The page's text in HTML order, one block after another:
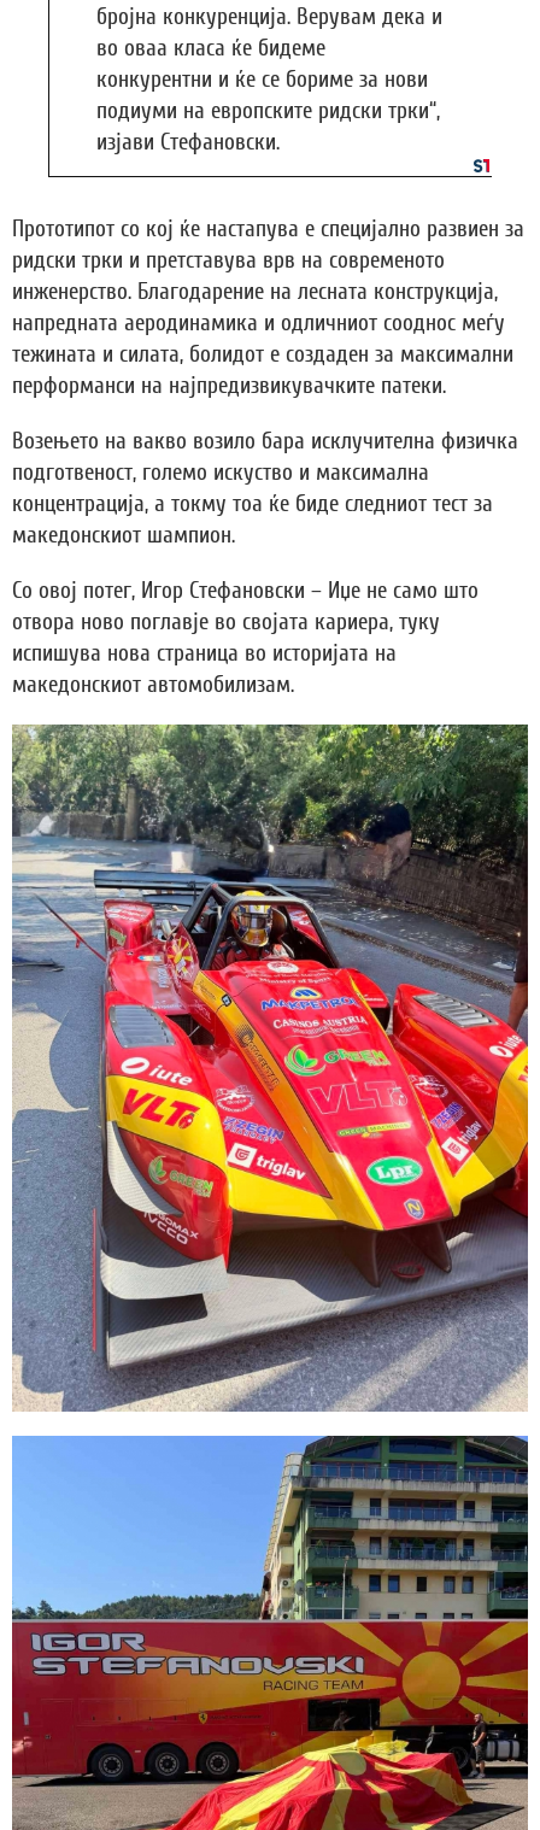
бројна конкуренција. Верувам дека и
во оваа класа ќе бидеме
конкурентни и ќе се бориме за нови
подиуми на европските ридски трки“,
изјави Стефановски.
Прототипот со кој ќе настапува е специјално развиен за
ридски трки и претставува врв на современото
инженерство. Благодарение на лесната конструкција,
напредната аеродинамика и одличниот сооднос меѓу
тежината и силата, болидот е создаден за максимални
перформанси на најпредизвикувачките патеки.
Возењето на вакво возило бара исклучителна физичка
подготвеност, големо искуство и максимална
концентрација, а токму тоа ќе биде следниот тест за
македонскиот шампион.
Со овој потег, Игор Стефановски – Иџе не само што
отвора ново поглавје во својата кариера, туку
испишува нова страница во историјата на
македонскиот автомобилизам.